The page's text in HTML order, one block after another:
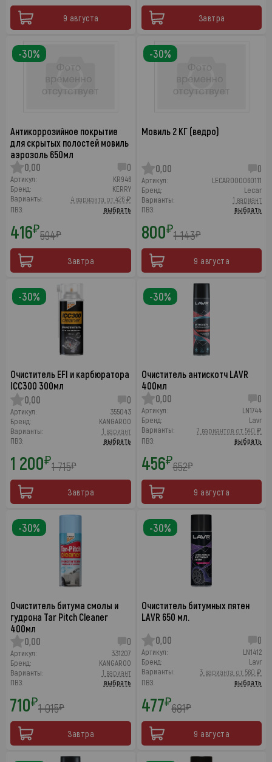
9 августа Завтра
Антикоррозийное покрытие
для скрытых полостей мовиль
аэрозоль 650мл
0,00
0
Артикул:
KR946
Бренд:
KERRY
Варианты:
4 варианта от 426 ₽
ПВЗ:
выбрать
416₽594₽
Завтра
-30%
Мовиль 2 КГ (ведро)
0,00 0
Артикул:
LECAR000060111
Бренд:
Lecar
Варианты:
1 вариант
ПВЗ:
выбрать
800₽1 143₽
9 августа
-30%
Очиститель EFI и карбюратора
ICC300 300мл
0,00
0
Артикул:
355043
Бренд:
KANGAROO
Варианты:
1 вариант
ПВЗ:
выбрать
1 200₽1 715₽
Завтра
-30%
Очиститель антискотч LAVR
400мл
0,00
0
Артикул:
LN1744
Бренд:
Lavr
Варианты:
7 вариантов от 540 ₽
ПВЗ:
выбрать
456₽652₽
9 августа
-30%
Очиститель битума смолы и
гудрона Tar Pitch Cleaner
400мл
0,00
0
Артикул:
331207
Бренд:
KANGAROO
Варианты:
1 вариант
ПВЗ:
выбрать
710₽1 015₽
Завтра
-30%
Очиститель битумных пятен
LAVR 650 мл.
0,00
0
Артикул:
LN1412
Бренд:
Lavr
Варианты:
3 варианта от 560 ₽
ПВЗ:
выбрать
477₽681₽
9 августа
-30%